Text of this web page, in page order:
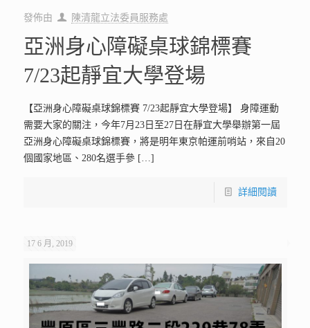
發佈由 陳清龍立法委員服務處
亞洲身心障礙桌球錦標賽
7/23起靜宜大學登場
【亞洲身心障礙桌球錦標賽 7/23起靜宜大學登場】 身障運動
需要大家的關注，今年7月23日至27日在靜宜大學舉辦第一屆
亞洲身心障礙桌球錦標賽，將是明年東京帕運前哨站，來自20
個國家地區、280名選手參[…]
詳細閱讀
17 6 月, 2019